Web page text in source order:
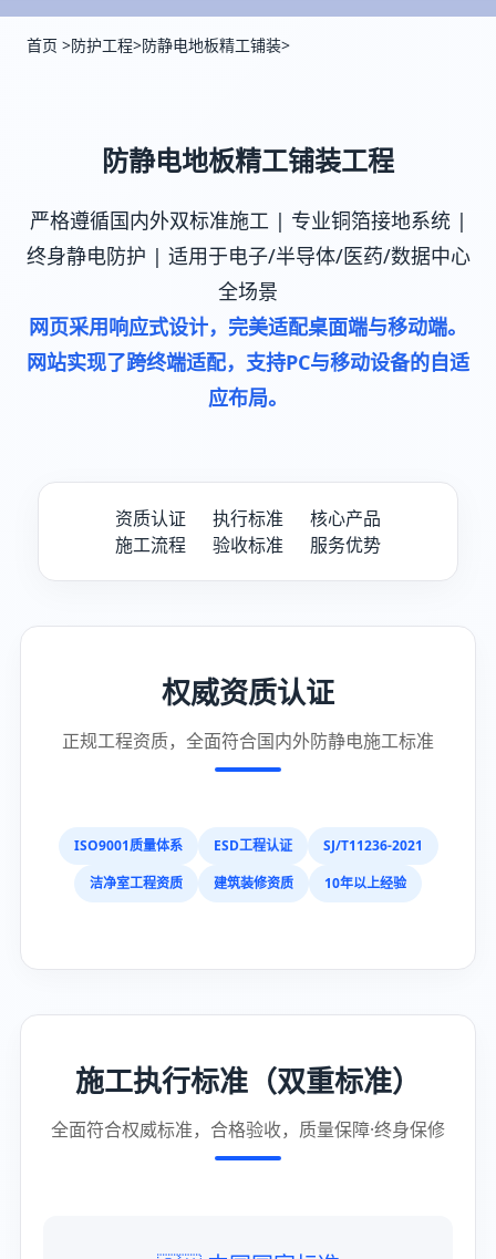
首页 >防护工程>防静电地板精工铺装>
防静电地板精工铺装工程
严格遵循国内外双标准施工 | 专业铜箔接地系统 |
终身静电防护 | 适用于电子/半导体/医药/数据中心
全场景
网页采用响应式设计，完美适配桌面端与移动端。
网站实现了跨终端适配，支持PC与移动设备的自适
应布局。
资质认证 执行标准
核心产品
施工流程
验收标准 服务优势
权威资质认证
正规工程资质，全面符合国内外防静电施工标准
ISO9001质量体系 ESD工程认证
SJ/T11236-2021
洁净室工程资质
建筑装修资质 10年以上经验
施工执行标准（双重标准）
全面符合权威标准，合格验收，质量保障·终身保修